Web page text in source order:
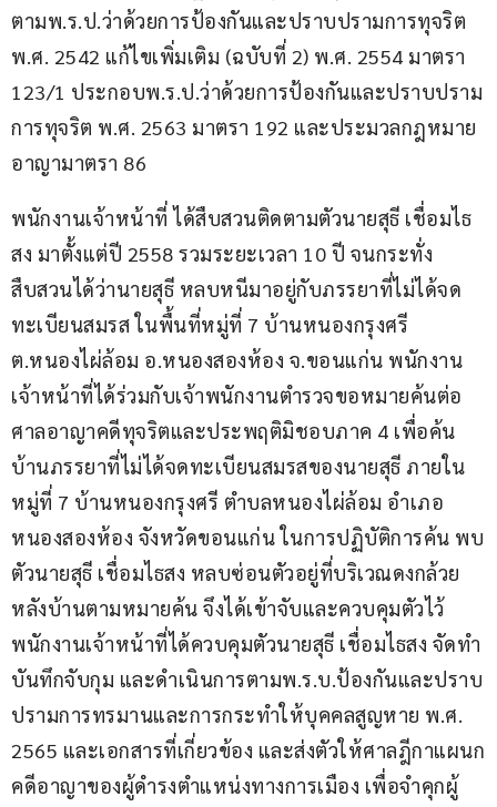
ตามพ.ร.ป.ว่าด้วยการป้องกันและปราบปรามการทุจริต
พ.ศ. 2542 แก้ไขเพิ่มเติม (ฉบับที่ 2) พ.ศ. 2554 มาตรา
123/1 ประกอบพ.ร.ป.ว่าด้วยการป้องกันและปราบปราม
การทุจริต พ.ศ. 2563 มาตรา 192 และประมวลกฎหมาย
อาญามาตรา 86
พนักงานเจ้าหน้าที่ ได้สืบสวนติดตามตัวนายสุธี เชื่อมไธ
สง มาตั้งแต่ปี 2558 รวมระยะเวลา 10 ปี จนกระทั่ง
สืบสวนได้ว่านายสุธี หลบหนีมาอยู่กับภรรยาที่ไม่ได้จด
ทะเบียนสมรส ในพื้นที่หมู่ที่ 7 บ้านหนองกรุงศรี
ต.หนองไผ่ล้อม อ.หนองสองห้อง จ.ขอนแก่น พนักงาน
เจ้าหน้าที่ได้ร่วมกับเจ้าพนักงานตำรวจขอหมายค้นต่อ
ศาลอาญาคดีทุจริตและประพฤติมิชอบภาค 4 เพื่อค้น
บ้านภรรยาที่ไม่ได้จดทะเบียนสมรสของนายสุธี ภายใน
หมู่ที่ 7 บ้านหนองกรุงศรี ตำบลหนองไผ่ล้อม อำเภอ
หนองสองห้อง จังหวัดขอนแก่น ในการปฏิบัติการค้น พบ
ตัวนายสุธี เชื่อมไธสง หลบซ่อนตัวอยู่ที่บริเวณดงกล้วย
หลังบ้านตามหมายค้น จึงได้เข้าจับและควบคุมตัวไว้
พนักงานเจ้าหน้าที่ได้ควบคุมตัวนายสุธี เชื่อมไธสง จัดทำ
บันทึกจับกุม และดำเนินการตามพ.ร.บ.ป้องกันและปราบ
ปรามการทรมานและการกระทำให้บุคคลสูญหาย พ.ศ.
2565 และเอกสารที่เกี่ยวข้อง และส่งตัวให้ศาลฎีกาแผนก
คดีอาญาของผู้ดำรงตำแหน่งทางการเมือง เพื่อจำคุกผู้